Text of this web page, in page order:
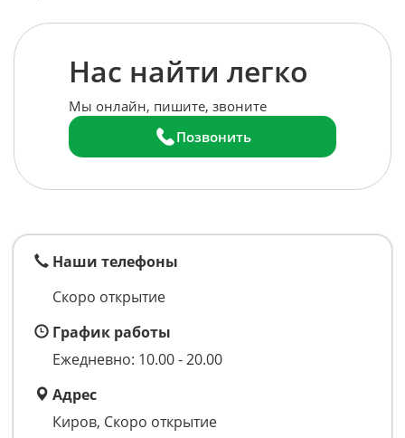
Нас найти легко
Мы онлайн, пишите, звоните
Позвонить
Наши телефоны
Скоро открытие
График работы
Ежедневно: 10.00 - 20.00
Адрес
Киров, Скоро открытие